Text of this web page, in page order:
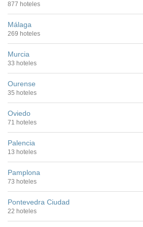
877 hoteles
Málaga
269 hoteles
Murcia
33 hoteles
Ourense
35 hoteles
Oviedo
71 hoteles
Palencia
13 hoteles
Pamplona
73 hoteles
Pontevedra Ciudad
22 hoteles